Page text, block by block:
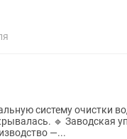
систему очистки
🔹 Заводская
—...